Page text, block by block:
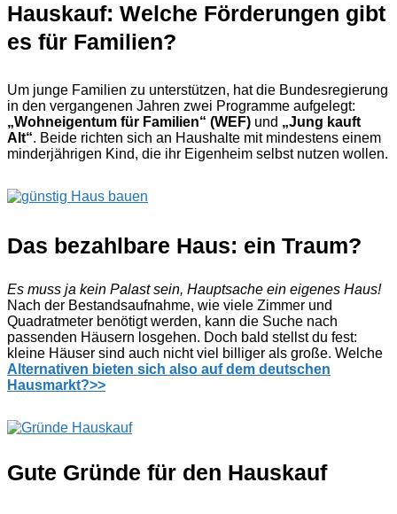
Hauskauf: Welche Förderungen gibt
es für Familien?
Um junge Familien zu unterstützen, hat die Bundesregierung
in den vergangenen Jahren zwei Programme aufgelegt:
„Wohneigentum für Familien“ (WEF) und „Jung kauft
Alt“. Beide richten sich an Haushalte mit mindestens einem
minderjährigen Kind, die ihr Eigenheim selbst nutzen wollen.
Das bezahlbare Haus: ein Traum?
Es muss ja kein Palast sein, Hauptsache ein eigenes Haus!
Nach der Bestandsaufnahme, wie viele Zimmer und
Quadratmeter benötigt werden, kann die Suche nach
passenden Häusern losgehen. Doch bald stellst du fest:
kleine Häuser sind auch nicht viel billiger als große. Welche
Alternativen bieten sich also auf dem deutschen
Hausmarkt?>>
Gute Gründe für den Hauskauf